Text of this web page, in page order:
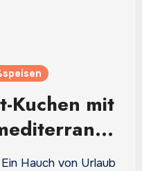
Kuchen mit
Kaffeetafel
Hauch von Urlaub